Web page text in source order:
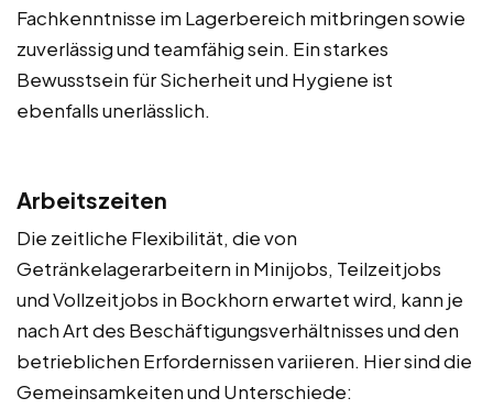
Fachkenntnisse im Lagerbereich mitbringen sowie
zuverlässig und teamfähig sein. Ein starkes
Bewusstsein für Sicherheit und Hygiene ist
ebenfalls unerlässlich.
Arbeitszeiten
Die zeitliche Flexibilität, die von
Getränkelagerarbeitern in Minijobs, Teilzeitjobs
und Vollzeitjobs in Bockhorn erwartet wird, kann je
nach Art des Beschäftigungsverhältnisses und den
betrieblichen Erfordernissen variieren. Hier sind die
Gemeinsamkeiten und Unterschiede: